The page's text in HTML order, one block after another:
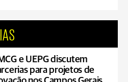
e UEPG discutem
para projetos de